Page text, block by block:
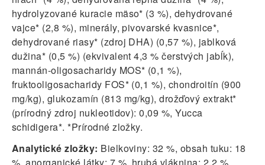
hydrolyzované kuracie mäso* (3 %), dehydrované
vajce* (2,8 %), minerály, pivovarské kvasnice*,
dehydrované riasy* (zdroj DHA) (0,57 %), jablková
dužina* (0,5 %) (ekvivalent 4,3 % čerstvých jabĺk),
mannán-oligosacharidy MOS* (0,1 %),
fruktooligosacharidy FOS* (0,1 %), chondroitín (900
mg/kg), glukozamín (813 mg/kg), drožďový extrakt*
(prírodný zdroj nukleotidov): 0,09 %, Yucca
schidigera*. *Prírodné zložky.
Analytické zložky: Bielkoviny: 32 %, obsah tuku: 18